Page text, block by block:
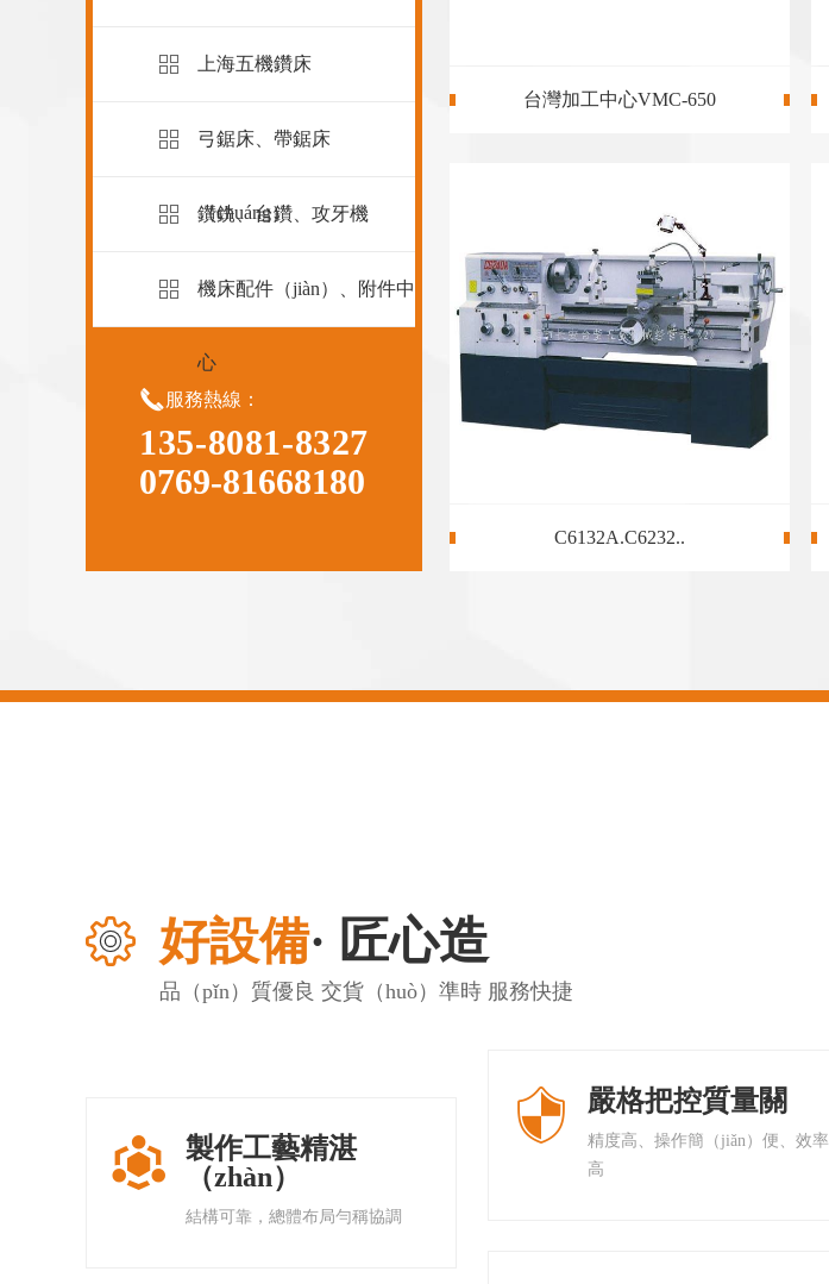
上海五機鑽床
弓鋸床、帶鋸床
（chuáng）
鑽銑、台鑽、攻牙機
機床配件（jiàn）、附件中
心
服務熱線：
135-8081-8327
0769-81668180
C6132​A.C6232..
磨（mó）床M618
好設備· 匠心造
品（pǐn）質優良 交貨（huò）準時 服務快捷

製作工藝精湛
（zhàn）
結構可靠，總體布局勻稱協調
 嚴格把控質量關
精度高、操作簡（jiǎn）便、效率
高